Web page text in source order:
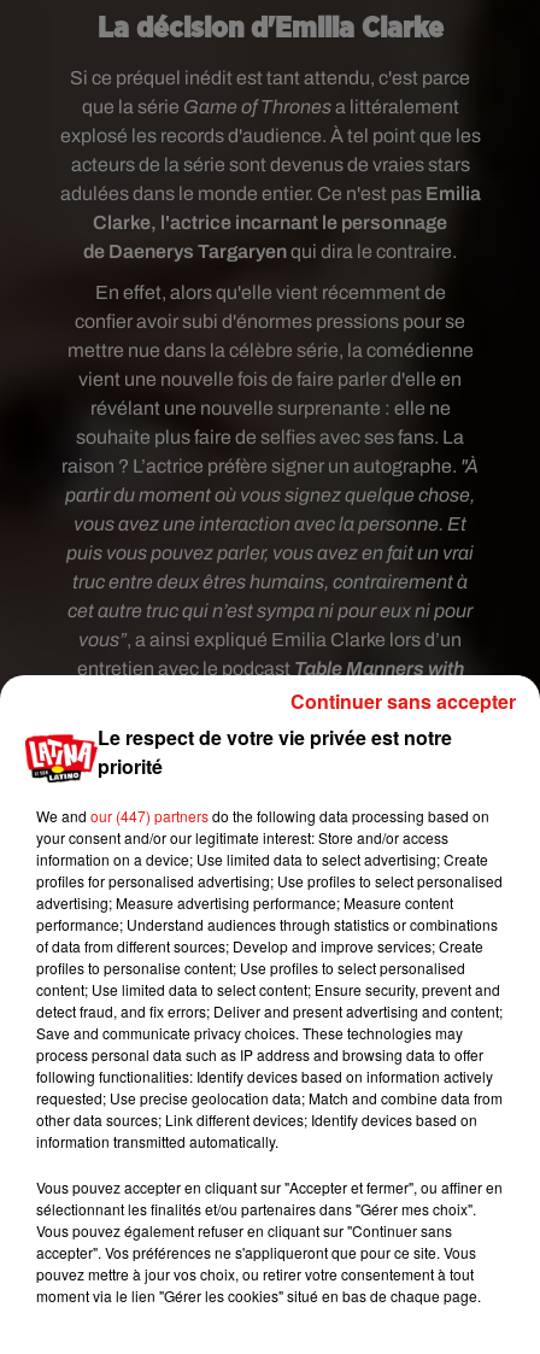
La décision d'Emilia Clarke
Si ce préquel inédit est tant attendu, c'est parce
que la série Game of Thronesa littéralement
explosé les records d'audience. À tel point que les
acteurs de la série sont devenus de vraies stars
adulées dans le monde entier. Ce n'est pas Emilia
Clarke, l'actrice incarnant le personnage
de Daenerys Targaryenqui dira le contraire.
En effet, alors qu'elle vient récemment de
confier avoir subi d'énormes pressions pour se
mettre nue dans la célèbre série, la comédienne
vient une nouvelle fois de faire parler d'elle en
révélant une nouvelle surprenante : elle ne
souhaite plus faire de selfies avec ses fans. La
raison ? L’actrice préfère signer un autographe. "À
partir du moment où vous signez quelque chose,
vous avez une interaction avec la personne. Et
puis vous pouvez parler, vous avez en fait un vrai
truc entre deux êtres humains, contrairement à
cet autre truc qui n’est sympa ni pour eux ni pour
vous”, a ainsi expliqué Emilia Clarke lors d’un
entretien avec le podcastTable Manners with
Jesse Ware.
Voir cette publication sur Instagram
This total legend @david.mumeni and his
ENORMOUS HEAD (so big it almost didn’t fit in
this photo �xÂ) has his birthday today and I
have decided it should be a national (screw it
global) holiday to celebrate his brilliance. Or just
eat a lot of cake. Whichever works. (We did
both) #birthdayboiii #love
#friendsforsolongwemustbeold #❤️
Le respect de votre vie privée est notre
priorité
We and our (447) partnersdo the following data processing based on
your consent and/or our legitimate interest: Store and/or access
information on a device; Use limited data to select advertising; Create
profiles for personalised advertising; Use profiles to select personalised
advertising; Measure advertising performance; Measure content
performance; Understand audiences through statistics or combinations
of data from different sources; Develop and improve services; Create
profiles to personalise content; Use profiles to select personalised
content; Use limited data to select content; Ensure security, prevent and
detect fraud, and fix errors; Deliver and present advertising and content;
Save and communicate privacy choices. These technologies may
process personal data such as IP address and browsing data to offer
following functionalities: Identify devices based on information actively
requested; Use precise geolocation data; Match and combine data from
other data sources; Link different devices; Identify devices based on
information transmitted automatically.
Vous pouvez accepter en cliquant sur "Accepter et fermer", ou affiner en
sélectionnant les finalités et/ou partenaires dans "Gérer mes choix".
Vous pouvez également refuser en cliquant sur "Continuer sans
accepter". Vos préférences ne s'appliqueront que pour ce site. Vous
pouvez mettre à jour vos choix, ou retirer votre consentement à tout
moment via le lien "Gérer les cookies" situé en bas de chaque page.
Continuer sans accepter